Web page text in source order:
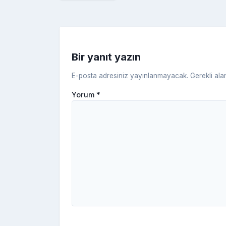
Bir yanıt yazın
E-posta adresiniz yayınlanmayacak. Gerekli
Yorum *